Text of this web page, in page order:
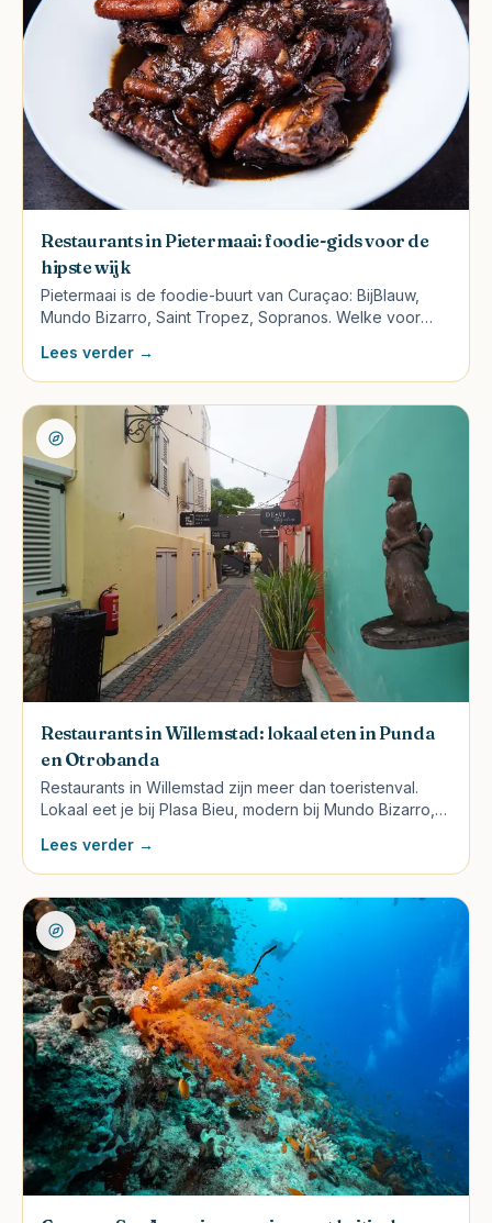
Restaurants in Pietermaai: foodie-gids voor de
hipste wijk
Pietermaai is de foodie-buurt van Curaçao: BijBlauw,
Mundo Bizarro, Saint Tropez, Sopranos. Welke voor
Lees verder →
Restaurants in Willemstad: lokaal eten in Punda
en Otrobanda
Restaurants in Willemstad zijn meer dan toeristenval.
Lokaal eet je bij Plasa Bieu, modern bij Mundo Bizarro,
Lees verder →